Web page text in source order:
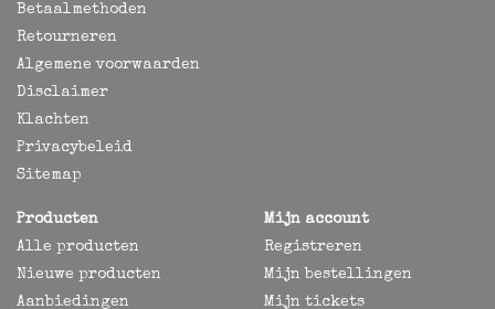
Betaalmethoden
Retourneren
Algemene voorwaarden
Disclaimer
Klachten
Privacybeleid
Sitemap
Producten
Alle producten
Nieuwe producten
Aanbiedingen
Mijn account
Registreren
Mijn bestellingen
Mijn tickets